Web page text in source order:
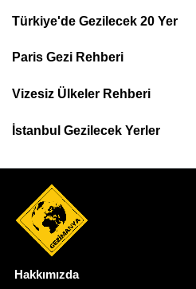
Footer
Top
Menu
Türkiye'de Gezilecek 20 Yer
Paris Gezi Rehberi
Vizesiz Ülkeler Rehberi
İstanbul Gezilecek Yerler
Hakkımızda